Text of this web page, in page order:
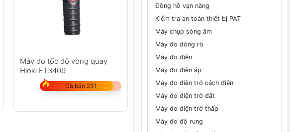
Đồng hồ vạn năng
Kiểm tra an toàn thiết bị PAT
Máy chụp sóng âm
Máy đo dòng rò
Máy đo điện
Máy đo điện áp
Máy đo điện trở cách điện
Máy đo điện trở đất
Máy đo điện trở thấp
Máy đo độ rung
Máy đo tốc độ vòng quay
Hioki FT3406
Đã bán 231